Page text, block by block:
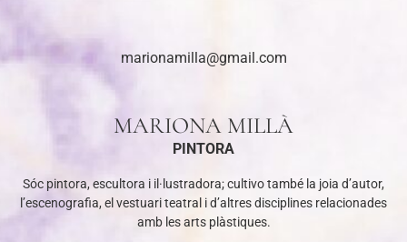
marionamilla@gmail.com
MARIONA MILLÀ
PINTORA
Sóc pintora, escultora i il·lustradora; cultivo també la joia d’autor,
l’escenografia, el vestuari teatral i d’altres disciplines relacionades
amb les arts plàstiques.